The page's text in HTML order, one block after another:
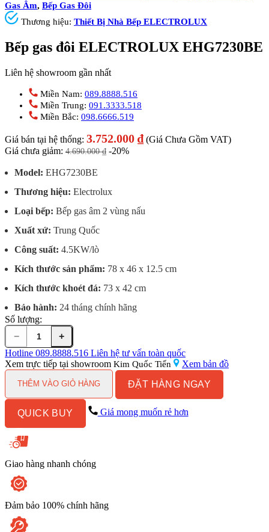
Gas Âm, Bếp Gas Đôi
Thương hiệu: Thiết Bị Nhà Bếp ELECTROLUX
Bếp gas đôi ELECTROLUX EHG7230BE
Liên hệ showroom gần nhất
Miền Nam: 089.8888.516
Miền Trung: 091.3333.518
Miền Bắc: 098.6666.519
Giá bán tại hệ thống: 3.752.000 ₫ (Giá Chưa Gồm VAT)
Giá chưa giảm: 4.690.000₫ -20%
Model: EHG7230BE
Thương hiệu: Electrolux
Loại bếp: Bếp gas âm 2 vùng nấu
Xuất xứ: Trung Quốc
Công suất: 4.5KW/lò
Kích thước sản phẩm: 78 x 46 x 12.5 cm
Kích thước khoét đá: 73 x 42 cm
Bảo hành: 24 tháng chính hãng
Số lượng:
gas
đôi
ELECTROLUX
EHG7230BE
số
−
+
Hotline 089.8888.516 Liên hệ tư vấn toàn quốc
Xem trực tiếp tại showroom Kim Quốc Tiến Xem bản đồ
THÊM VÀO GIỎ HÀNG ĐẶT HÀNG NGAY
QUICK BUY Giá mong muốn rẻ hơn
Giao hàng nhanh chóng
Đảm bảo 100% chính hãng